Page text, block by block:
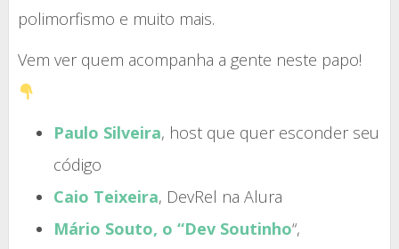
polimorfismo e muito mais.
Vem ver quem acompanha a gente neste papo!
Paulo Silveira, host que quer esconder seu
código
Caio Teixeira, DevRel na Alura
Mário Souto, o “Dev Soutinho“,